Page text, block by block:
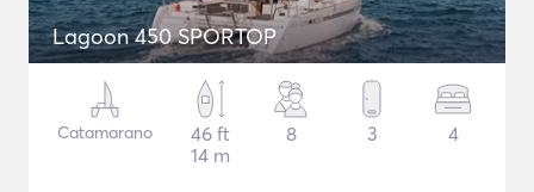
Lagoon 450 SPORTOP
Catamarano
46 ft
14 m
8 3 4